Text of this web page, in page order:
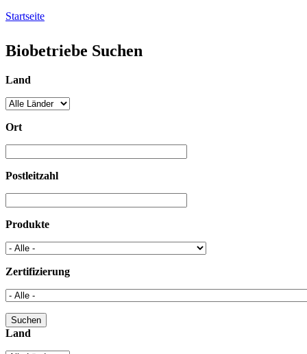
Startseite
Biobetriebe Suchen
Land
Ort
Postleitzahl
Produkte
Zertifizierung
Land